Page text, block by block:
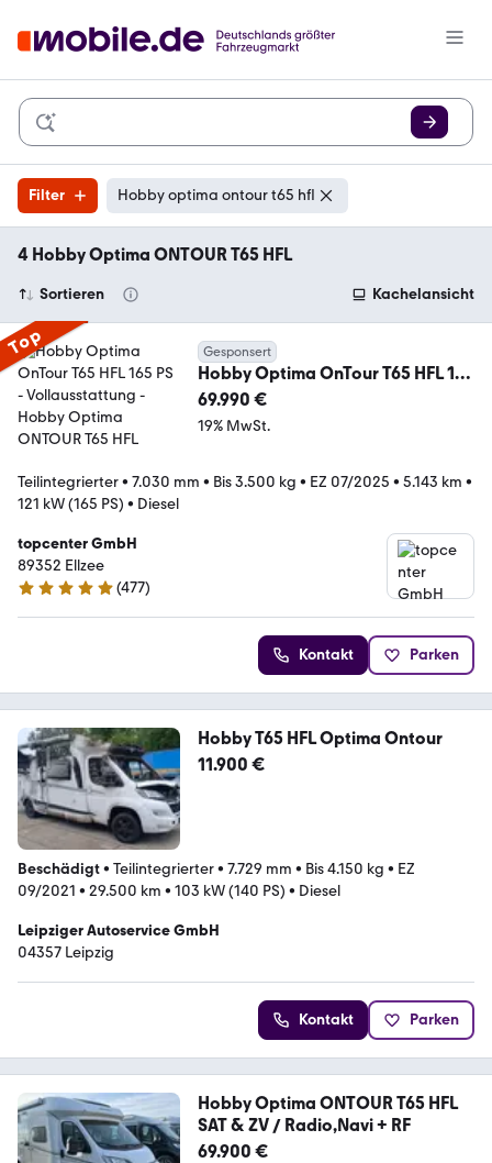
Filter Hobby optima ontour t65 hfl
4 Hobby Optima ONTOUR T65 HFL
Sortieren Kachelansicht
Top Gesponsert
Hobby Optima OnTour T65 HFL 165
PS - Vollausstattung
69.990 €
19% MwSt.
Teilintegrierter• 7.030 mm • Bis 3.500 kg • EZ 07/2025 • 5.143 km •
121 kW (165 PS) • Diesel
topcenter GmbH
89352 Ellzee
4.8 Sterne
(477)
Kontakt Parken
Hobby T65 HFL Optima Ontour
11.900 €
Beschädigt• Teilintegrierter• 7.729 mm • Bis 4.150 kg • EZ
09/2021 • 29.500 km • 103 kW (140 PS) • Diesel
Leipziger Autoservice GmbH
04357 Leipzig
Kontakt Parken
Hobby Optima ONTOUR T65 HFL
SAT & ZV / Radio,Navi + RF
69.900 €